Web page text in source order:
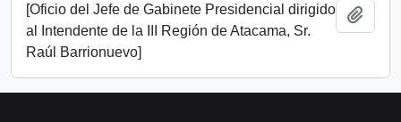
[Oficio del Jefe de Gabinete Presidencial dirigido
al Intendente de la III Región de Atacama, Sr.
Raúl Barrionuevo]